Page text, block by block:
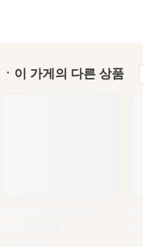
ㆍ이 가게의 다른 상품